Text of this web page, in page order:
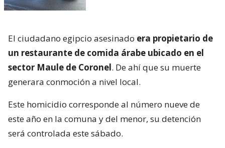
El ciudadano egipcio asesinado era propietario de
un restaurante de comida árabe ubicado en el
sector Maule de Coronel. De ahí que su muerte
generara conmoción a nivel local.
Este homicidio corresponde al número nueve de
este año en la comuna y del menor, su detención
será controlada este sábado.